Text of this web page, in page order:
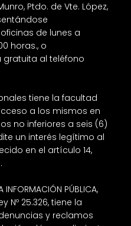
Ptdo. de Vte. López,
de lunes a
horas., o
al teléfono
tiene la facultad
a los mismos en
no inferiores a seis (6)
un interés legítimo al
en el artículo 14,
INFORMACIÓN PÚBLICA,
Nº 25.326, tiene la
y reclamos